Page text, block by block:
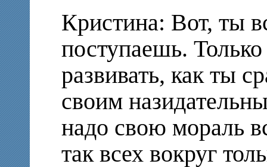
Кристина: Вот, ты
поступаешь.
развивать, как ты
своим
надо свою мораль
так всех вокруг